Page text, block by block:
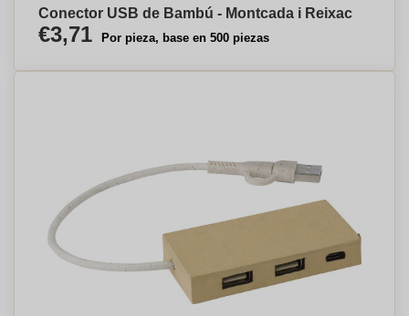
Conector USB de Bambú - Montcada i Reixac
€3,71 Por pieza, base en 500 piezas